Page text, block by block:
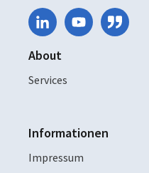
About
Services
Informationen
Impressum